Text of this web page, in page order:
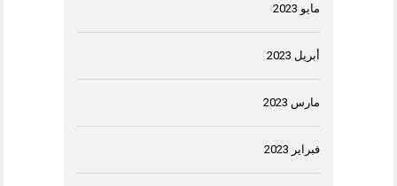
مايو 2023
أبريل 2023
مارس 2023
فبراير 2023